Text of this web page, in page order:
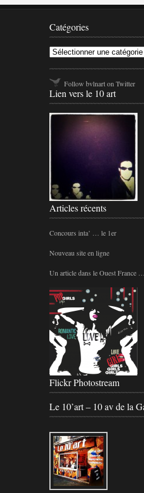
Catégories
Follow bvlnart on Twitter
Lien vers le 10 art
Articles récents
Concours inta’ … le 1er
Nouveau site en ligne
Un article dans le Ouest France
Flickr Photostream
Le 10’art – 10 av de la